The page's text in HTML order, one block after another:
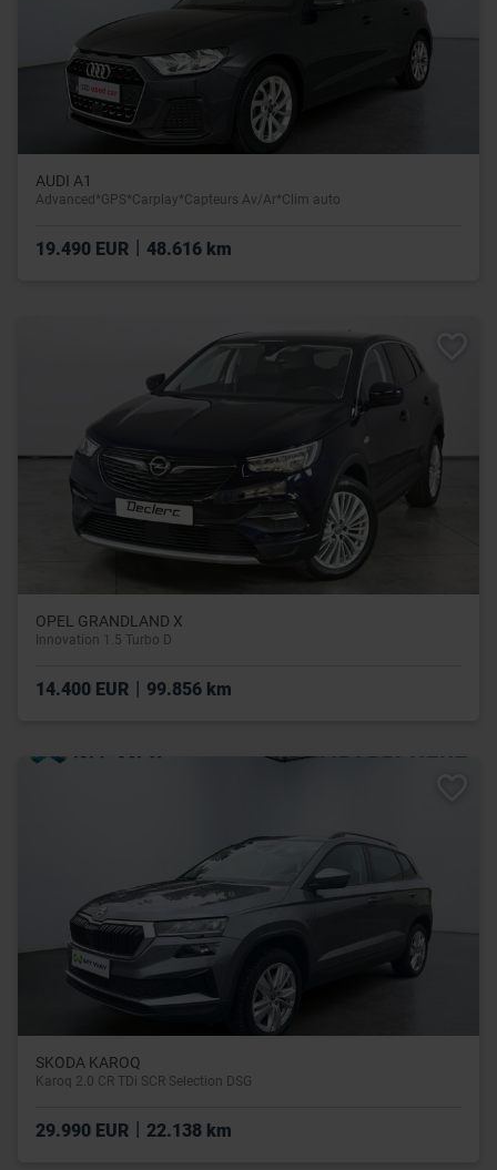
AUDI A1
Advanced*GPS*Carplay*Capteurs Av/Ar*Clim auto
19.490 EUR 48.616 km
OPEL GRANDLAND X
Innovation 1.5 Turbo D
14.400 EUR | 99.856 km
SKODA KAROQ
Karoq 2.0 CR TDi SCR Selection DSG
29.990 EUR 22.138 km